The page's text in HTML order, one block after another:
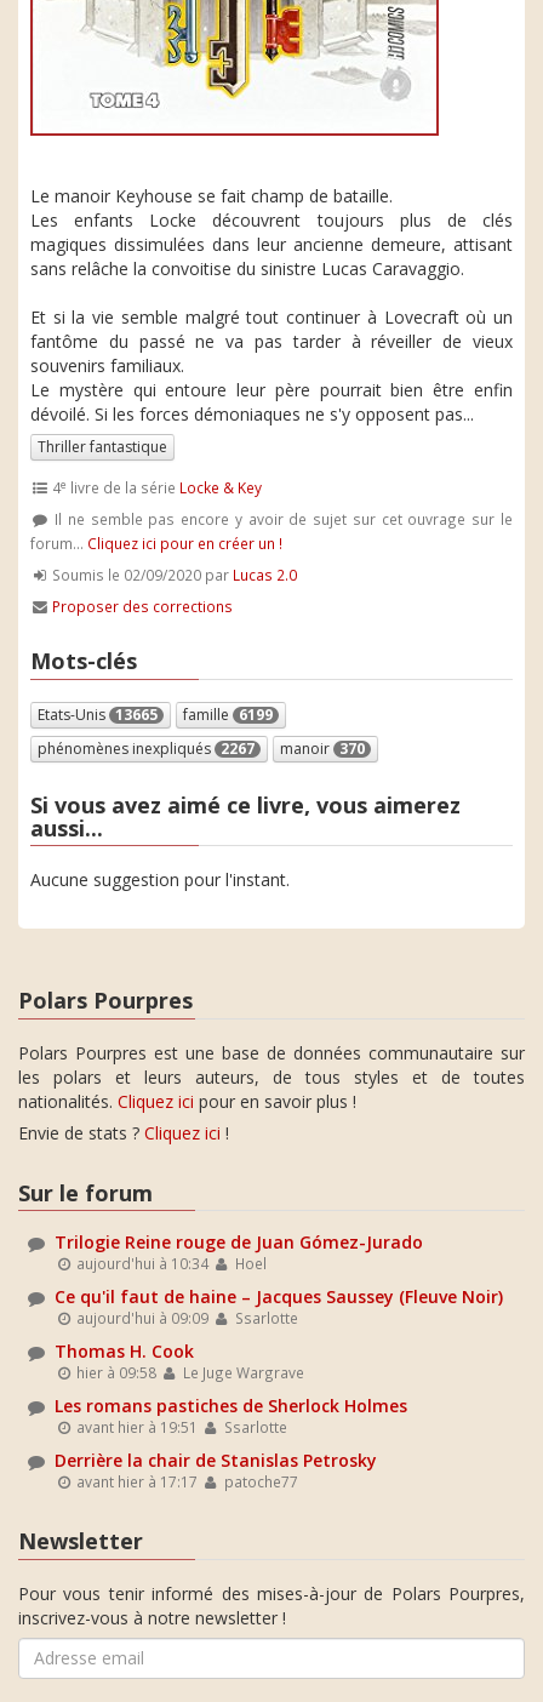
Le manoir Keyhouse se fait champ de bataille.
Les enfants Locke découvrent toujours plus de clés
magiques dissimulées dans leur ancienne demeure, attisant
sans relâche la convoitise du sinistre Lucas Caravaggio.
Et si la vie semble malgré tout continuer à Lovecraft où un
fantôme du passé ne va pas tarder à réveiller de vieux
souvenirs familiaux.
Le mystère qui entoure leur père pourrait bien être enfin
dévoilé. Si les forces démoniaques ne s'y opposent pas...
Thriller fantastique
4e livre de la série Locke & Key
Il ne semble pas encore y avoir de sujet sur cet ouvrage sur le
forum... Cliquez ici pour en créer un !
Soumis le 02/09/2020 par Lucas 2.0
Proposer des corrections
Mots-clés
Etats-Unis 13665 famille 6199
phénomènes inexpliqués 2267 manoir 370
Si vous avez aimé ce livre, vous aimerez
aussi...
Aucune suggestion pour l'instant.
Polars Pourpres
Polars Pourpres est une base de données communautaire sur
les polars et leurs auteurs, de tous styles et de toutes
nationalités. Cliquez ici pour en savoir plus !
Envie de stats ? Cliquez ici !
Sur le forum
Trilogie Reine rouge de Juan Gómez-Jurado
aujourd'hui à 10:34 Hoel
Ce qu'il faut de haine – Jacques Saussey (Fleuve Noir)
aujourd'hui à 09:09 Ssarlotte
Thomas H. Cook
hier à 09:58 Le Juge Wargrave
Les romans pastiches de Sherlock Holmes
avant hier à 19:51 Ssarlotte
Derrière la chair de Stanislas Petrosky
avant hier à 17:17 patoche77
Newsletter
Pour vous tenir informé des mises-à-jour de Polars Pourpres,
inscrivez-vous à notre newsletter !